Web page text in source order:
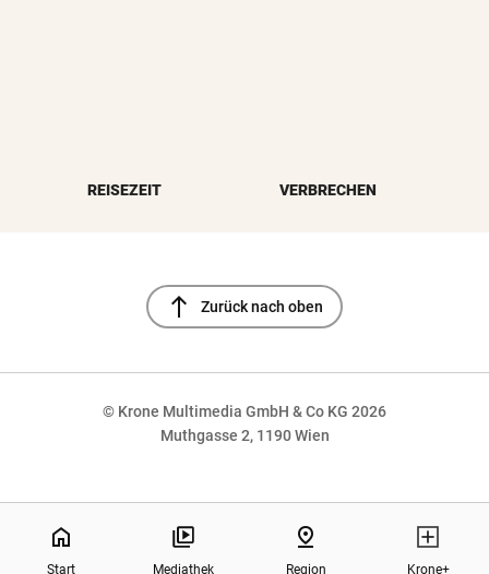
REISEZEIT VERBRECHEN
north Zurück nach oben
© Krone Multimedia GmbH & Co KG 2026
Muthgasse 2, 1190 Wien
home
Start Mediathek
pin_drop
Region Krone+
NaN%